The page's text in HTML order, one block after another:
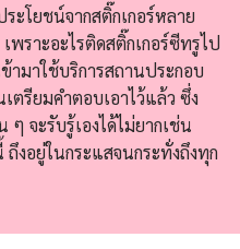
ะโยชน์จากสติ๊กเกอร์หลาย
พราะอะไรติดสติ๊กเกอร์ซีทรูไป
ามาใช้บริการสถานประกอบ
รียมคำตอบเอาไว้แล้ว ซึ่ง
จะรับรู้เองได้ไม่ยากเช่น
ถึงอยู่ในกระแสจนกระทั่งถึงทุก